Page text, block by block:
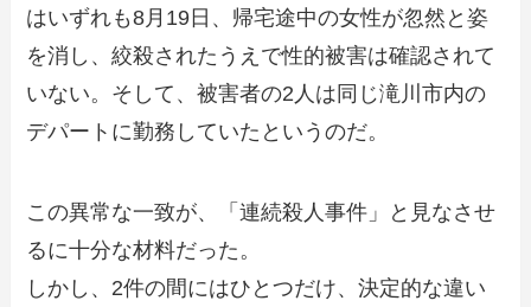
はいずれも8月19日、帰宅途中の女性が忽然と姿
を消し、絞殺されたうえで性的被害は確認されて
いない。そして、被害者の2人は同じ滝川市内の
デパートに勤務していたというのだ。
この異常な一致が、「連続殺人事件」と見なさせ
るに十分な材料だった。
しかし、2件の間にはひとつだけ、決定的な違い